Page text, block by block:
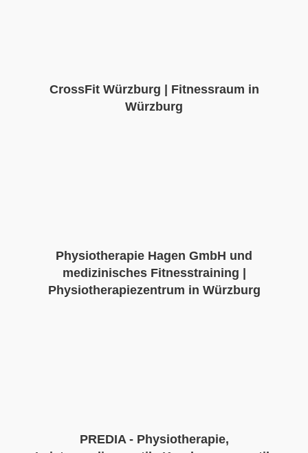
CrossFit Würzburg | Fitnessraum in
Würzburg
Physiotherapie Hagen GmbH und
medizinisches Fitnesstraining |
Physiotherapiezentrum in Würzburg
PREDIA - Physiotherapie,